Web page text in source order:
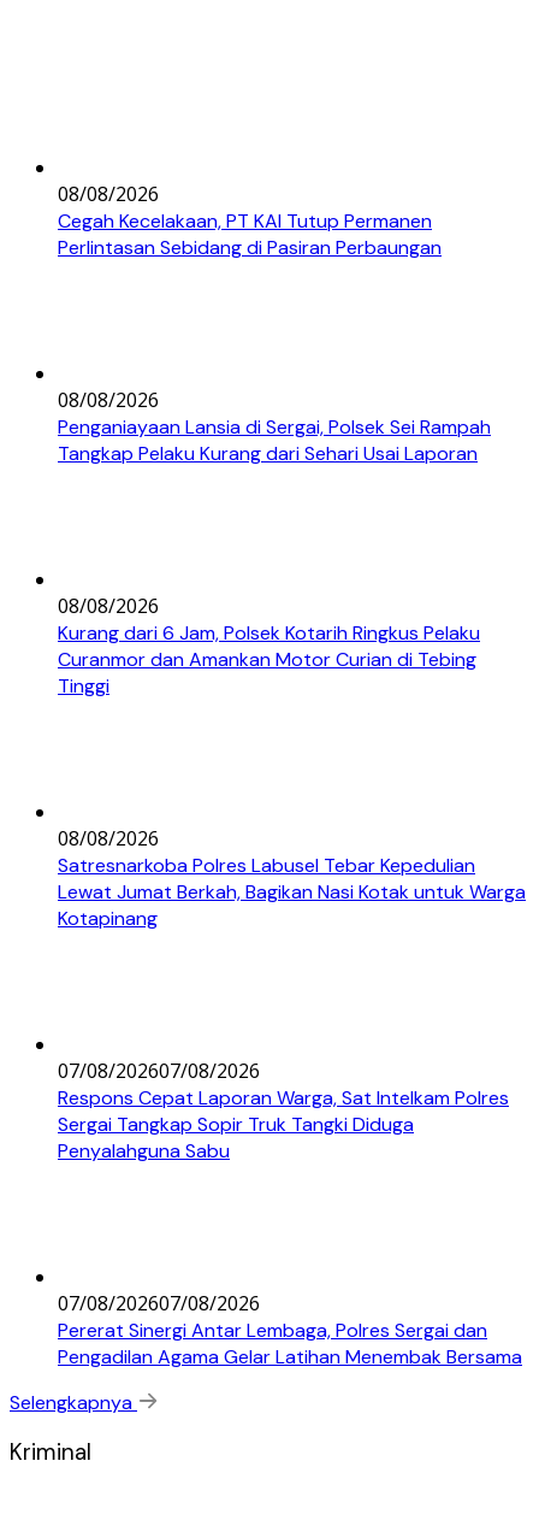
08/08/2026
Cegah Kecelakaan, PT KAI Tutup Permanen
Perlintasan Sebidang di Pasiran Perbaungan
08/08/2026
Penganiayaan Lansia di Sergai, Polsek Sei Rampah
Tangkap Pelaku Kurang dari Sehari Usai Laporan
08/08/2026
Kurang dari 6 Jam, Polsek Kotarih Ringkus Pelaku
Curanmor dan Amankan Motor Curian di Tebing
Tinggi
08/08/2026
Satresnarkoba Polres Labusel Tebar Kepedulian
Lewat Jumat Berkah, Bagikan Nasi Kotak untuk Warga
Kotapinang
07/08/202607/08/2026
Respons Cepat Laporan Warga, Sat Intelkam Polres
Sergai Tangkap Sopir Truk Tangki Diduga
Penyalahguna Sabu
07/08/202607/08/2026
Pererat Sinergi Antar Lembaga, Polres Sergai dan
Pengadilan Agama Gelar Latihan Menembak Bersama
Selengkapnya
Kriminal